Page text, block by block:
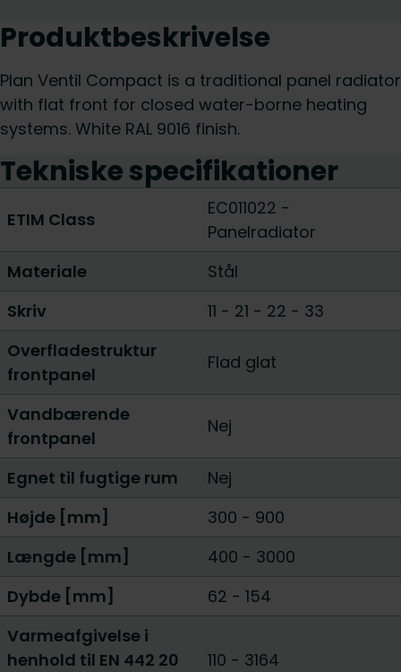
Produktbeskrivelse
Plan Ventil Compact is a traditional panel radiator
with flat front for closed water-borne heating
systems. White RAL 9016 finish.
Tekniske specifikationer
ETIM Class
EC011022 -
Panelradiator
Materiale
Stål
Skriv
11 - 21 - 22 - 33
Overfladestruktur
frontpanel
Flad glat
Vandbærende
frontpanel
Nej
Egnet til fugtige rum
Nej
Højde [mm]
300 - 900
Længde [mm]
400 - 3000
Dybde [mm]
62 - 154
Varmeafgivelse i
henhold til EN 442 20
110 - 3164